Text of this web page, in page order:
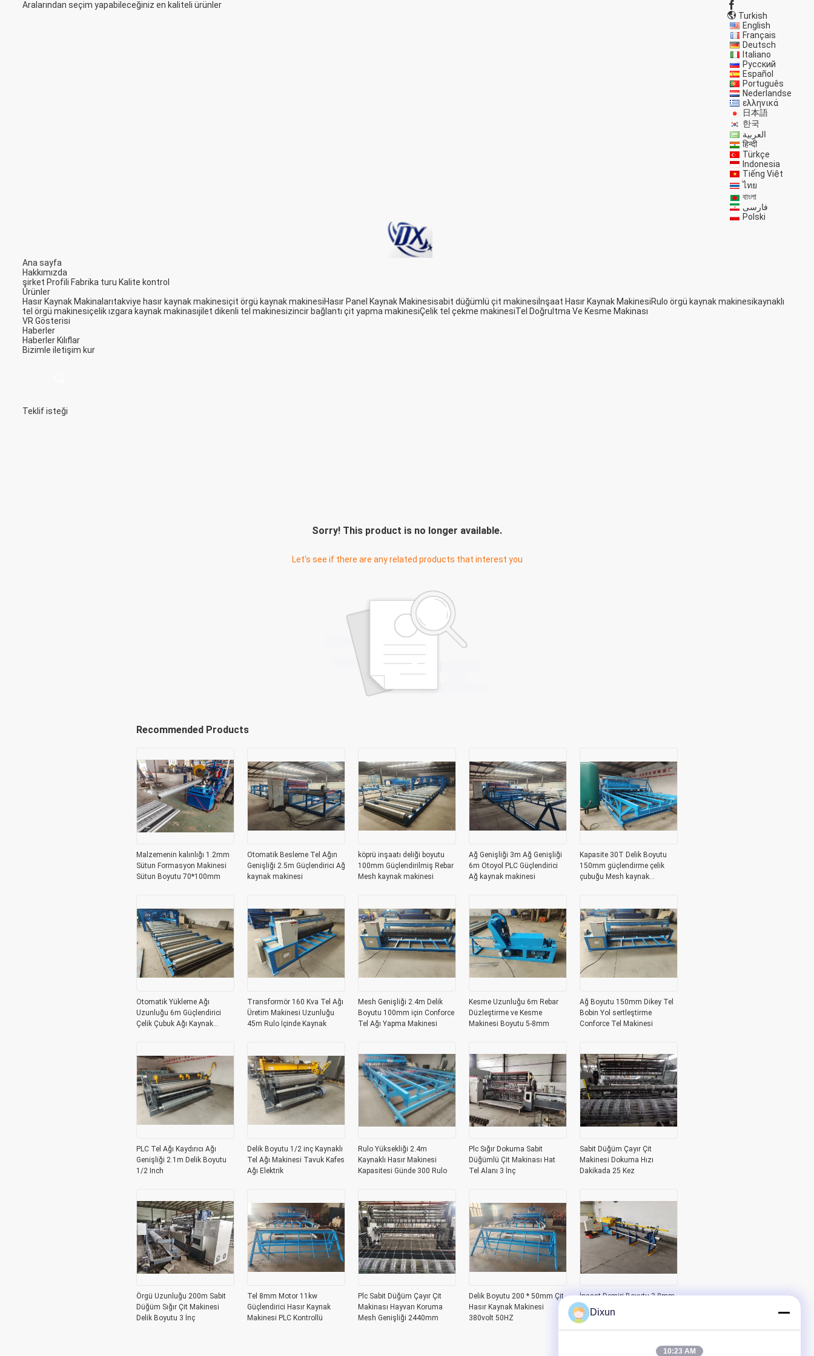
Aralarından seçim yapabileceğiniz en kaliteli ürünler
Turkish
English
Français
Deutsch
Italiano
Русский
Español
Português
Nederlandse
ελληνικά
日本語
한국
العربية
हिन्दी
Türkçe
Indonesia
Tiếng Việt
ไทย
বাংলা
فارسی
Polski
Ana sayfa
Hakkımızda
şirket Profili Fabrika turu Kalite kontrol
Ürünler
Hasır Kaynak Makinalarıtakviye hasır kaynak makinesiçit örgü kaynak makinesiHasır Panel Kaynak Makinesisabit düğümlü çit makinesi İnşaat Hasır Kaynak MakinesiRulo örgü kaynak makinesikaynaklı
tel örgü makinesiçelik ızgara kaynak makinasıjilet dikenli tel makinesizincir bağlantı çit yapma makinesiÇelik tel çekme makinesiTel Doğrultma Ve Kesme Makinası
VR Gösterisi
Haberler
Haberler Kılıflar
Bizimle iletişim kur
Teklif isteği
Sorry! This product is no longer available.
Let's see if there are any related products that interest you
Recommended Products
Malzemenin kalınlığı 1.2mm
Sütun Formasyon Makinesi
Sütun Boyutu 70*100mm
Otomatik Besleme Tel Ağın
Genişliği 2.5m Güçlendirici Ağ
kaynak makinesi
köprü inşaatı deliği boyutu
100mm Güçlendirilmiş Rebar
Mesh kaynak makinesi
Ağ Genişliği 3m Ağ Genişliği
6m Otoyol PLC Güçlendirici
Ağ kaynak makinesi
Kapasite 30T Delik Boyutu
150mm güçlendirme çelik
çubuğu Mesh kaynak
Otomatik Yükleme Ağı
Uzunluğu 6m Güçlendirici
Çelik Çubuk Ağı Kaynak
Transformör 160 Kva Tel Ağı
Üretim Makinesi Uzunluğu
45m Rulo İçinde Kaynak
Mesh Genişliği 2.4m Delik
Boyutu 100mm için Conforce
Tel Ağı Yapma Makinesi
Kesme Uzunluğu 6m Rebar
Düzleştirme ve Kesme
Makinesi Boyutu 5-8mm
Ağ Boyutu 150mm Dikey Tel
Bobin Yol sertleştirme
Conforce Tel Makinesi
PLC Tel Ağı Kaydırıcı Ağı
Genişliği 2.1m Delik Boyutu
1/2 Inch
Delik Boyutu 1/2 inç Kaynaklı
Tel Ağı Makinesi Tavuk Kafes
Ağı Elektrik
Rulo Yüksekliği 2.4m
Kaynaklı Hasır Makinesi
Kapasitesi Günde 300 Rulo
Plc Sığır Dokuma Sabit
Düğümlü Çit Makinası Hat
Tel Alanı 3 İnç
Sabit Düğüm Çayır Çit
Makinesi Dokuma Hızı
Dakikada 25 Kez
Örgü Uzunluğu 200m Sabit
Düğüm Sığır Çit Makinesi
Delik Boyutu 3 İnç
Tel 8mm Motor 11kw
Güçlendirici Hasır Kaynak
Makinesi PLC Kontrollü
Plc Sabit Düğüm Çayır Çit
Makinası Hayvan Koruma
Mesh Genişliği 2440mm
Delik Boyutu 200 * 50mm Çit
Hasır Kaynak Makinesi
380volt 50HZ
İnşaat Demiri Boyutu 3-8mm
Tel Doğrultma ve Kesme
Makinesi Uzunluğu 6m
Dixun
10:23 AM